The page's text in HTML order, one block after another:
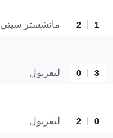
1
2 مانشستر سيتي
3
0 ليفربول
0
2 ليفربول